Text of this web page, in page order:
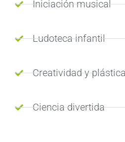
Iniciación musical
Ludoteca infantil
Creatividad y
Ciencia divertida